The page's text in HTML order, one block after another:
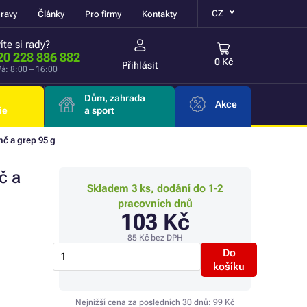
Články Pro firmy Kontakty CZ
si rady?
228 886 882
8:00 – 16:00 Přihlásit 0 Kč
Dům, zahrada
a sport
Akce
a grep 95 g
a
Skladem 3 ks, dodání do 1-2
pracovních dnů
103 Kč
85 Kčbez DPH
Do
košíku
Nejnižší cena za posledních 30 dnů: 99 Kč